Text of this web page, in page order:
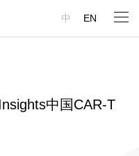
中 EN
中国CAR-T